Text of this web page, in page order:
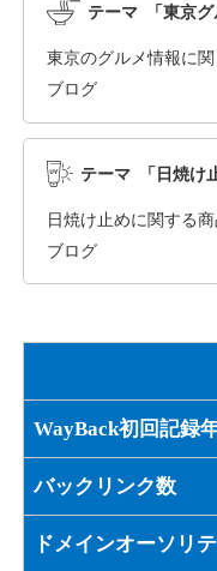
dka-
ジャンル その他
10,800円
ジャンルその他
40
10,800円 入札 0件
テーマ 「東京グ
東京のグルメ情報に
ブログ
テーマ 「日焼け
日焼け止めに関する
ブログ
WayBack初回記録
バックリンク数
ドメインオーソリ